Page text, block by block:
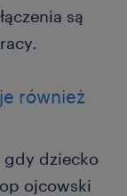
są
również
gdy dziecko
ojcowski